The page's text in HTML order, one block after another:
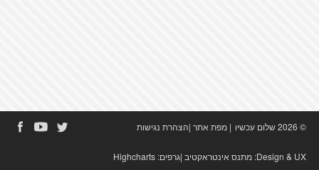
© 2026 שלום עכשיו | מפת אתר|הצהרת נגישות
Design & UX: מתנס אינטראקטיב|גרפים: Highcharts